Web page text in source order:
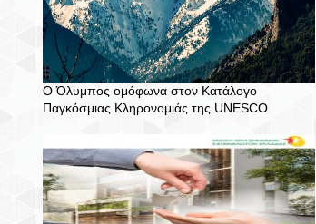
Ο Όλυμπος ομόφωνα στον Κατάλογο
Παγκόσμιας Κληρονομιάς της UNESCO